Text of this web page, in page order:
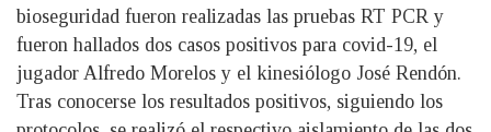
bioseguridad fueron realizadas las pruebas RT PCR y
fueron hallados dos casos positivos para covid-19, el
jugador Alfredo Morelos y el kinesiólogo José Rendón.
Tras conocerse los resultados positivos, siguiendo los